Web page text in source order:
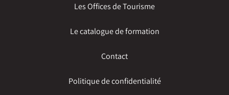
Les Offices de Tourisme
Le catalogue de formation
Contact
Politique de confidentialité